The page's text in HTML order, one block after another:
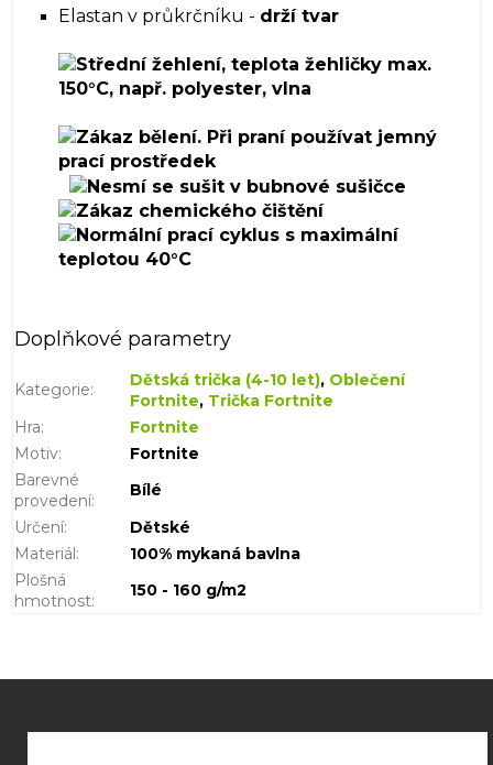
Elastan v průkrčníku - drží tvar
Doplňkové parametry
Kategorie: Dětská trička (4-10 let), Oblečení
Fortnite, Trička Fortnite
Hra:
Fortnite
Motiv:
Fortnite
Barevné
provedení:
Bílé
Určení:
Dětské
Materiál :
100% mykaná bavlna
Plošná
hmotnost:
150 - 160 g/m2